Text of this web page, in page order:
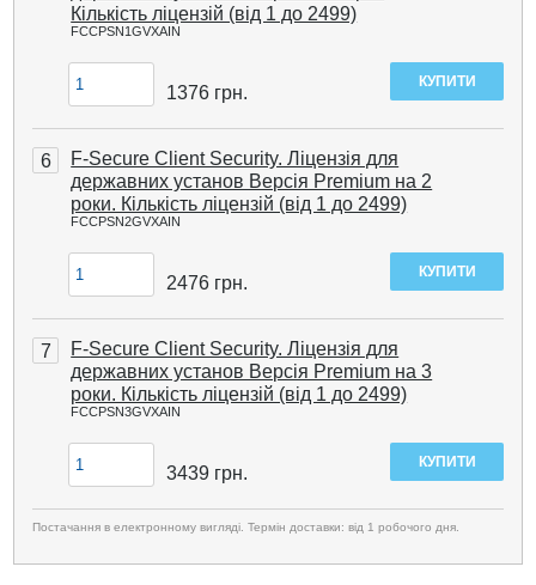
Кількість ліцензій (від 1 до 2499)
FCCPSN1GVXAIN
1376 грн.
6
F-Secure Client Security. Ліцензія для
державних установ Версія Premium на 2
роки. Кількість ліцензій (від 1 до 2499)
FCCPSN2GVXAIN
2476 грн.
7
F-Secure Client Security. Ліцензія для
державних установ Версія Premium на 3
роки. Кількість ліцензій (від 1 до 2499)
FCCPSN3GVXAIN
3439 грн.
Постачання в електронному вигляді. Термін доставки: від 1 робочого дня.